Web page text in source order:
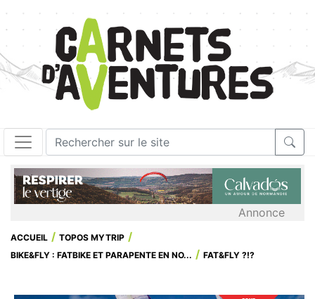
Annonce
ACCUEIL
TOPOS MYTRIP
BIKE&FLY : FATBIKE ET PARAPENTE EN NO...
FAT&FLY ?!?